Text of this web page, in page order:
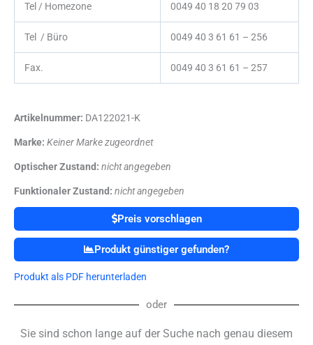
Tel / Homezone 0049 40 18 20 79 03
Tel / Büro 0049 40 3 61 61 – 256
Fax. 0049 40 3 61 61 – 257
Artikelnummer: DA122021-K
Marke: Keiner Marke zugeordnet
Optischer Zustand: nicht angegeben
Funktionaler Zustand: nicht angegeben
Preis vorschlagen
Produkt günstiger gefunden?
Produkt als PDF herunterladen
oder
Sie sind schon lange auf der Suche nach genau diesem